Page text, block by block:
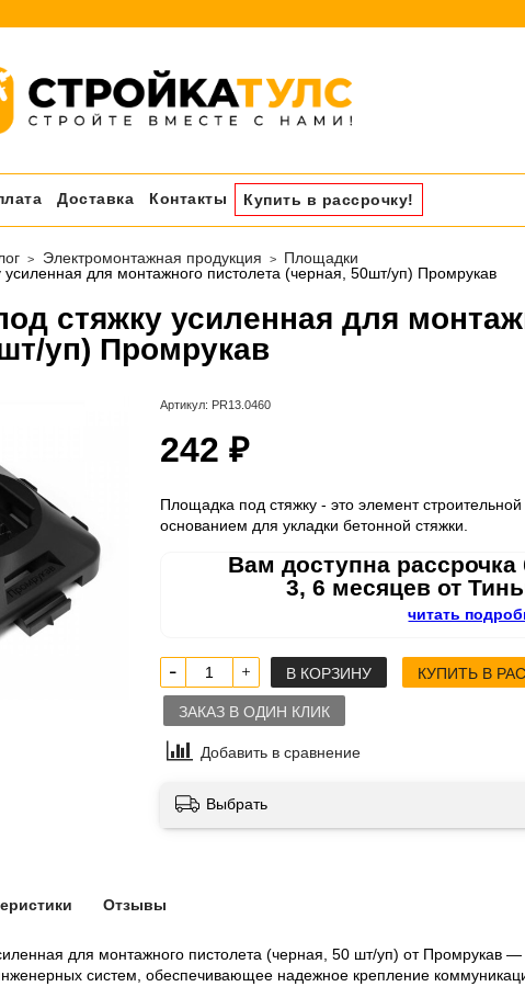
Доставка Контакты Купить в рассрочку!
Электромонтажная продукция
Площадки
для монтажного пистолета (черная, 50шт/уп) Промрукав
стяжку усиленная для
уп) Промрукав
Артикул: PR13.0460
242 ₽
Площадка под стяжку - это элемент
основанием для укладки бетонной стяжки.
Вам доступна
3, 6 месяцев от
читать
В КОРЗИНУ КУПИТЬ В
ЗАКАЗ В ОДИН КЛИК
Добавить в сравнение
Выбрать
для монтажного пистолета (черная, 50 шт/уп) от Промрукав
систем, обеспечивающее надежное крепление
Отзывы